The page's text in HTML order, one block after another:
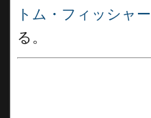
トム・フィッシャー
る。